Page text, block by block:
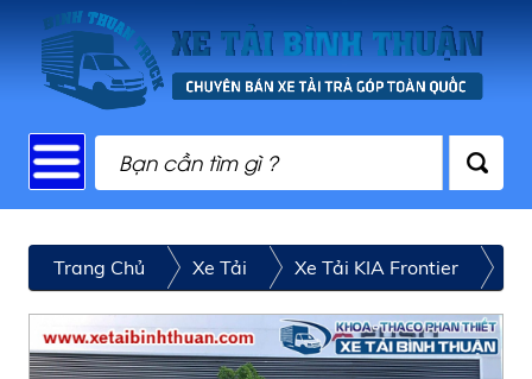
Trang Chủ Xe Tải Xe Tải KIA Frontier